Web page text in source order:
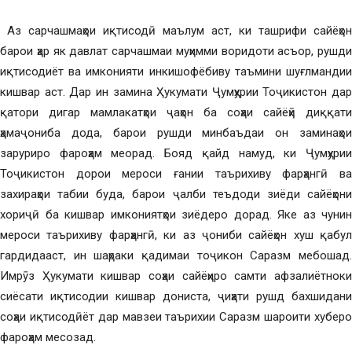
Аз сарчашмаҳои иқтисодӣ маълум аст, ки ташрифи сайёҳон
барои ҳар як давлат сарчашмаи муҳимми воридоти асъор, рушди
иқтисодиёт ва имконияти инкишофёбиву таъмини шуғлмандии
кишвар аст. Дар ин замина Ҳукумати Ҷумҳурии Тоҷикистон дар
қатори дигар мамлакатҳои ҷаҳон ба соҳаи сайёҳӣ диққати
ҳамаҷониба дода, барои рушди минбаъдаи он заминаҳои
заруриро фароҳам меорад. Бояд қайд намуд, ки Ҷумҳурии
Тоҷикистон дорои мероси ғании таърихиву фарҳангӣ ва
захираҳои табии буда, барои ҷалби теъдоди зиёди сайёҳони
хориҷӣ ба кишвар имкониятҳои зиёдеро дорад. Яке аз чунин
мероси таърихиву фарҳангӣ, ки аз ҷониби сайёҳон хуш қабул
гардидааст, ин шаҳраки қадимаи тоҷикон Саразм мебошад.
Имрӯз Ҳукумати кишвар соҳаи сайёҳиро самти афзалиётноки
сиёсати иқтисодии кишвар дониста, ҷиҳати рушд бахшидани
соҳаи иқтисодӣёт дар мавзеи таърихии Саразм шароити хуберо
фароҳам месозад.